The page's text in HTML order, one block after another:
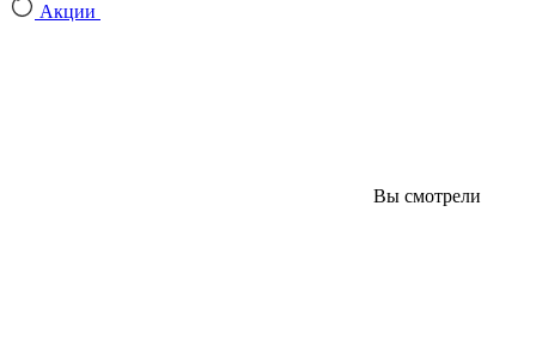
Акции
Вы смотрели